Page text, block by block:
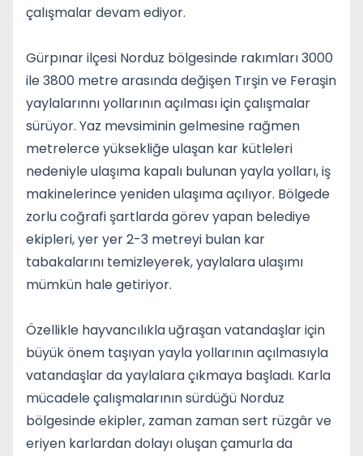
çalışmalar devam ediyor.
Gürpınar ilçesi Norduz bölgesinde rakımları 3000
ile 3800 metre arasında değişen Tırşin ve Feraşin
yaylalarınnı yollarının açılması için çalışmalar
sürüyor. Yaz mevsiminin gelmesine rağmen
metrelerce yüksekliğe ulaşan kar kütleleri
nedeniyle ulaşıma kapalı bulunan yayla yolları, iş
makinelerince yeniden ulaşıma açılıyor. Bölgede
zorlu coğrafi şartlarda görev yapan belediye
ekipleri, yer yer 2-3 metreyi bulan kar
tabakalarını temizleyerek, yaylalara ulaşımı
mümkün hale getiriyor.
Özellikle hayvancılıkla uğraşan vatandaşlar için
büyük önem taşıyan yayla yollarının açılmasıyla
vatandaşlar da yaylalara çıkmaya başladı. Karla
mücadele çalışmalarının sürdüğü Norduz
bölgesinde ekipler, zaman zaman sert rüzgâr ve
eriyen karlardan dolayı oluşan çamurla da